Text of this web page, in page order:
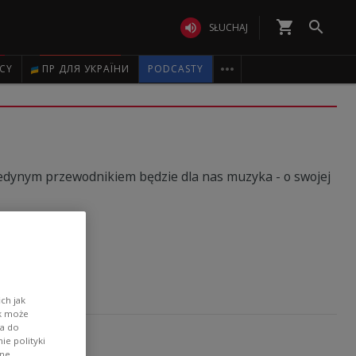
 SŁUCHAJ shopping_cart 
ПР ДЛЯ УКРАЇНИ PODCASTY 
przewodnikiem będzie dla nas muzyka - o swojej
jak
może
do
polityki